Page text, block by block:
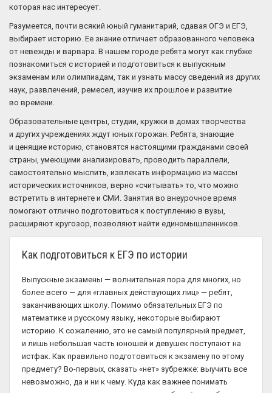
которая нас интересует.
Разумеется, почти всякий юный гуманитарий, сдавая ОГЭ и ЕГЭ,
выбирает историю. Ее знание отличает образованного человека
от невежды и варвара. В нашем городе ребята могут как глубже
познакомиться с историей и подготовиться к выпускным
экзаменам или олимпиадам, так и узнать массу сведений из других
наук, развлечений, ремесел, изучив их прошлое и развитие
во времени.
Образовательные центры, студии, кружки в домах творчества
и других учреждениях ждут юных горожан. Ребята, знающие
и ценящие историю, становятся настоящими гражданами своей
страны, умеющими анализировать, проводить параллели,
самостоятельно мыслить, извлекать информацию из массы
исторических источников, верно «считывать» то, что можно
встретить в интернете и СМИ. Занятия во внеурочное время
помогают отлично подготовиться к поступлению в вузы,
расширяют кругозор, позволяют найти единомышленников.
Как подготовиться к ЕГЭ по истории
Выпускные экзамены — волнительная пора для многих, но
более всего — для «главных действующих лиц» — ребят,
заканчивающих школу. Помимо обязательных ЕГЭ по
математике и русскому языку, некоторые выбирают
историю. К сожалению, это не самый популярный предмет,
и лишь небольшая часть юношей и девушек поступают на
истфак. Как правильно подготовиться к экзамену по этому
предмету? Во-первых, сказать «нет» зубрежке: выучить все
невозможно, да и ни к чему. Куда как важнее понимать